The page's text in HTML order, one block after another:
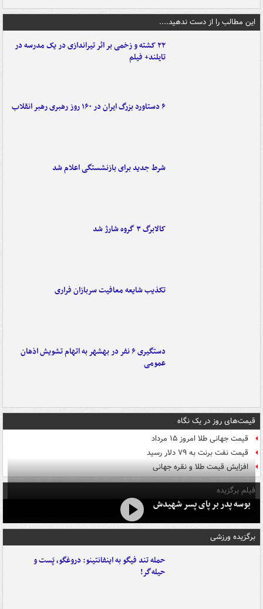
این مطالب را از دست ندهید....
۲۲ کشته و زخمی بر اثر تیراندازی در یک مدرسه در
تایلند+ فیلم
۶ دستاورد بزرگ ایران در ۱۶۰ روز رهبری رهبر انقلاب
شرط جدید برای بازنشستگی اعلام شد
کالابرگ ۳ گروه شارژ شد
تکذیب شایعه معافیت سربازان فراری
دستگیری ۶ نفر در بهشهر به اتهام تشویش اذهان
عمومی
قیمت‌های روز در یک نگاه
قیمت جهانی طلا امروز ۱۵ مرداد
قیمت نفت برنت به ۷۹ دلار رسید
افزایش قیمت طلا و نقره جهانی
فیلم برگزیده
بوسه‌ پدر بر پای پسر شهیدش
برگزیده ورزشی
حمله تند فیگو به اینفانتینو: دروغگو، پَست‌ و
حیله‌گر!